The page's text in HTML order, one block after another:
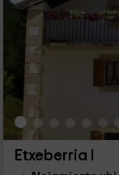
Etxeberria I